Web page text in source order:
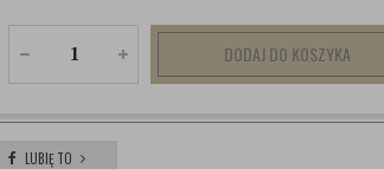
DODAJ DO KOSZYKA
LUBIĘ TO